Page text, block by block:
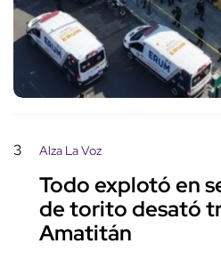
3 Alza La Voz
Todo explotó en
de torito desató
Amatitán